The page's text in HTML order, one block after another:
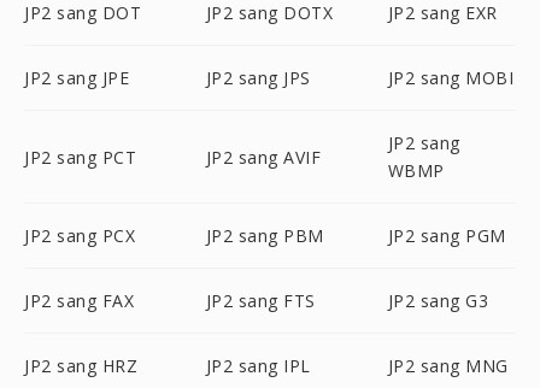
JP2 sang DOT JP2 sang DOTX JP2 sang EXR
JP2 sang JPE JP2 sang JPS JP2 sang MOBI
JP2 sang PCT JP2 sang AVIF
JP2 sang
WBMP
JP2 sang PCX JP2 sang PBM JP2 sang PGM
JP2 sang FAX JP2 sang FTS JP2 sang G3
JP2 sang HRZ JP2 sang IPL JP2 sang MNG